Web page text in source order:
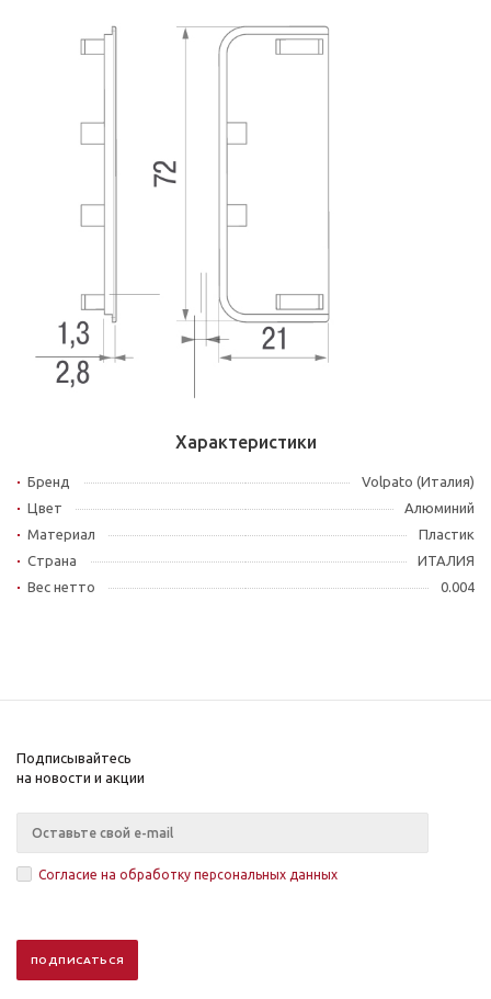
Характеристики
Бренд
Volpato (Италия)
Цвет
Алюминий
Материал
Пластик
Страна
ИТАЛИЯ
Вес нетто
0.004
Подписывайтесь
на новости и акции
Согласие на обработку персональных данных